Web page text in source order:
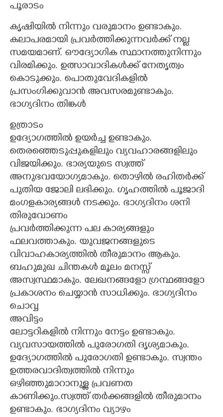
പൂരാടം
കൃഷിയിൽ നിന്നും വരുമാനം ഉണ്ടാകും.
കലാപരമായി പ്രവർത്തിക്കുന്നവർക്ക് നല്ല
സമയമാണ്. ഔദ്യോഗിക സ്ഥാനത്തുനിന്നും
വിരമിക്കും. ഉത്സാവാദികൾക്ക് നേതൃത്വം
കൊടുക്കും. പൊതുവേദികളിൽ
പ്രസംഗിക്കുവാൻ അവസരമുണ്ടാകും.
ഭാഗ്യദിനം തിങ്കൾ
ഉത്രാടം
ഉദ്യോഗത്തിൽ ഉയർച്ച ഉണ്ടാകും.
തെരഞ്ഞെടുപ്പുകളിലും വ്യവഹാരങ്ങളിലും
വിജയിക്കും. ഭാര്യയുടെ സ്വത്ത്
അനുഭവയോഗ്യമാകും. തൊഴിൽ രഹിതർക്ക്
പുതിയ ജോലി ലഭിക്കും. ഗൃഹത്തിൽ പൂജാദി
മംഗളകാര്യങ്ങൾ നടക്കും. ഭാഗ്യദിനം ശനി
തിരുവോണം
പ്രവർത്തിക്കുന്ന പല കാര്യങ്ങളും
ഫലവത്താകും. യുവജനങ്ങളുടെ
വിവാഹകാര്യത്തിൽ തീരുമാനം ആകും.
ബഹുമുഖ ചിന്തകൾ മൂലം മനസ്സ്
അസ്വസ്ഥമാകും. ലേഖനങ്ങളോ ഗ്രന്ഥങ്ങളോ
പ്രകാശനം ചെയ്യാൻ സാധിക്കും. ഭാഗ്യദിനം
ചൊവ്വ
അവിട്ടം
ലോട്ടറികളിൽ നിന്നും നേട്ടം ഉണ്ടാകും.
വ്യവസായത്തിൽ പുരോഗതി ദൃശ്യമാകും.
ഉദ്യോഗത്തിൽ പുരോഗതി ഉണ്ടാകും. സ്വന്തം
ഉത്തരവാദിത്വത്തിൽ നിന്നും
ഒഴിഞ്ഞുമാറാനുള്ള പ്രവണത
കാണിക്കും.സ്വത്ത് തർക്കങ്ങളിൽ തീരുമാനം
ഉണ്ടാകും. ഭാഗ്യദിനം വ്യാഴം
Share this link
Copy Link